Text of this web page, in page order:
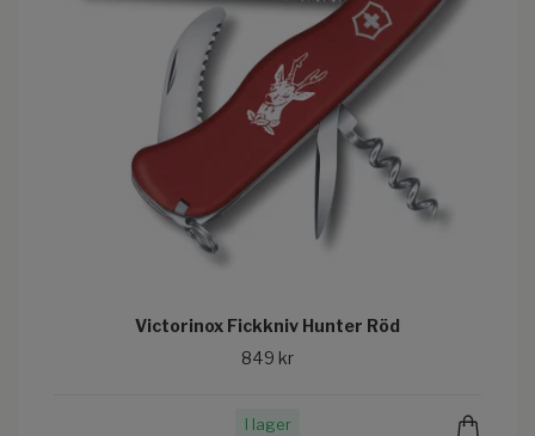
Victorinox Fickkniv Hunter Röd
849 kr
I lager